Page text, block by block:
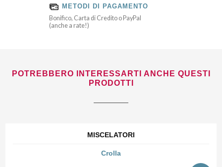
METODI DI PAGAMENTO
Bonifico, Carta di Credito o PayPal
(anche a rate!)
POTREBBERO INTERESSARTI ANCHE QUESTI
PRODOTTI
MISCELATORI
Crolla